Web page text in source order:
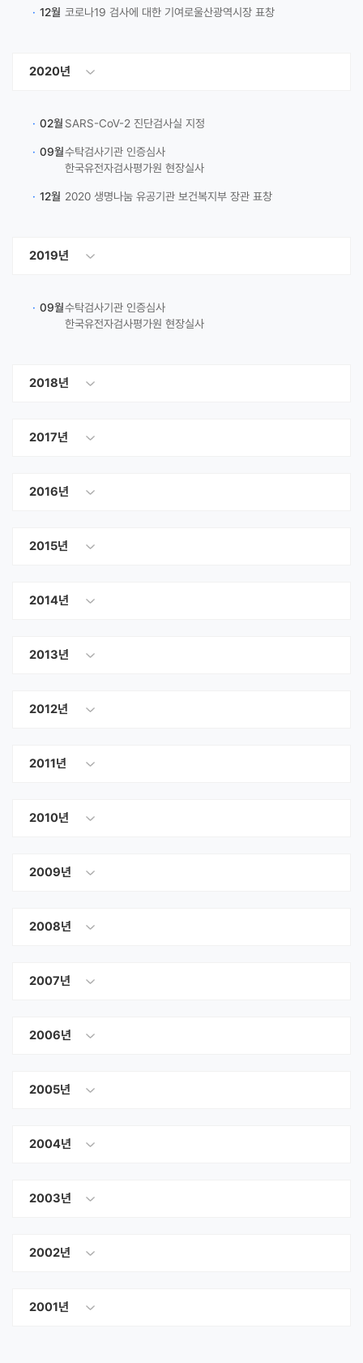
· 12월 코로나19 검사에 대한 기여로울산광역시장 표창
2020년
· 02월 SARS-CoV-2 진단검사실 지정
· 09월수탁검사기관 인증심사
한국유전자검사평가원 현장실사
· 12월 2020 생명나눔 유공기관 보건복지부 장관 표창
2019년
· 09월수탁검사기관 인증심사
한국유전자검사평가원 현장실사
2018년
2017년
2016년
2015년
2014년
2013년
2012년
2011년
2010년
2009년
2008년
2007년
2006년
2005년
2004년
2003년
2002년
2001년